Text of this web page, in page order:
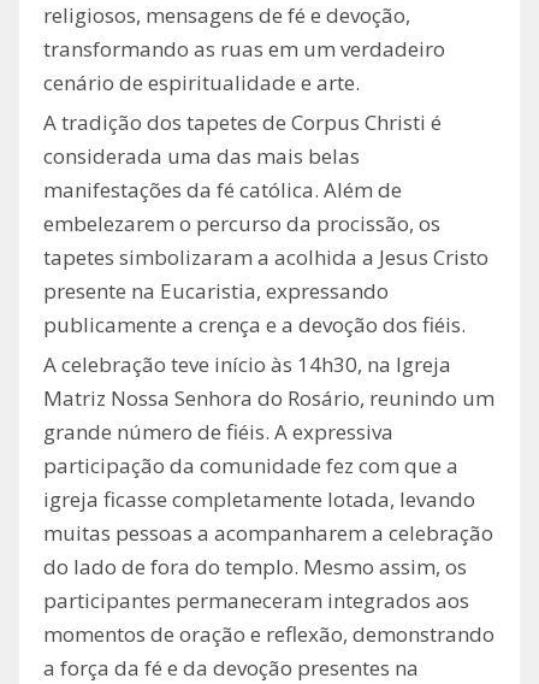
religiosos, mensagens de fé e devoção,
transformando as ruas em um verdadeiro
cenário de espiritualidade e arte.
A tradição dos tapetes de Corpus Christi é
considerada uma das mais belas
manifestações da fé católica. Além de
embelezarem o percurso da procissão, os
tapetes simbolizaram a acolhida a Jesus Cristo
presente na Eucaristia, expressando
publicamente a crença e a devoção dos fiéis.
A celebração teve início às 14h30, na Igreja
Matriz Nossa Senhora do Rosário, reunindo um
grande número de fiéis. A expressiva
participação da comunidade fez com que a
igreja ficasse completamente lotada, levando
muitas pessoas a acompanharem a celebração
do lado de fora do templo. Mesmo assim, os
participantes permaneceram integrados aos
momentos de oração e reflexão, demonstrando
a força da fé e da devoção presentes na